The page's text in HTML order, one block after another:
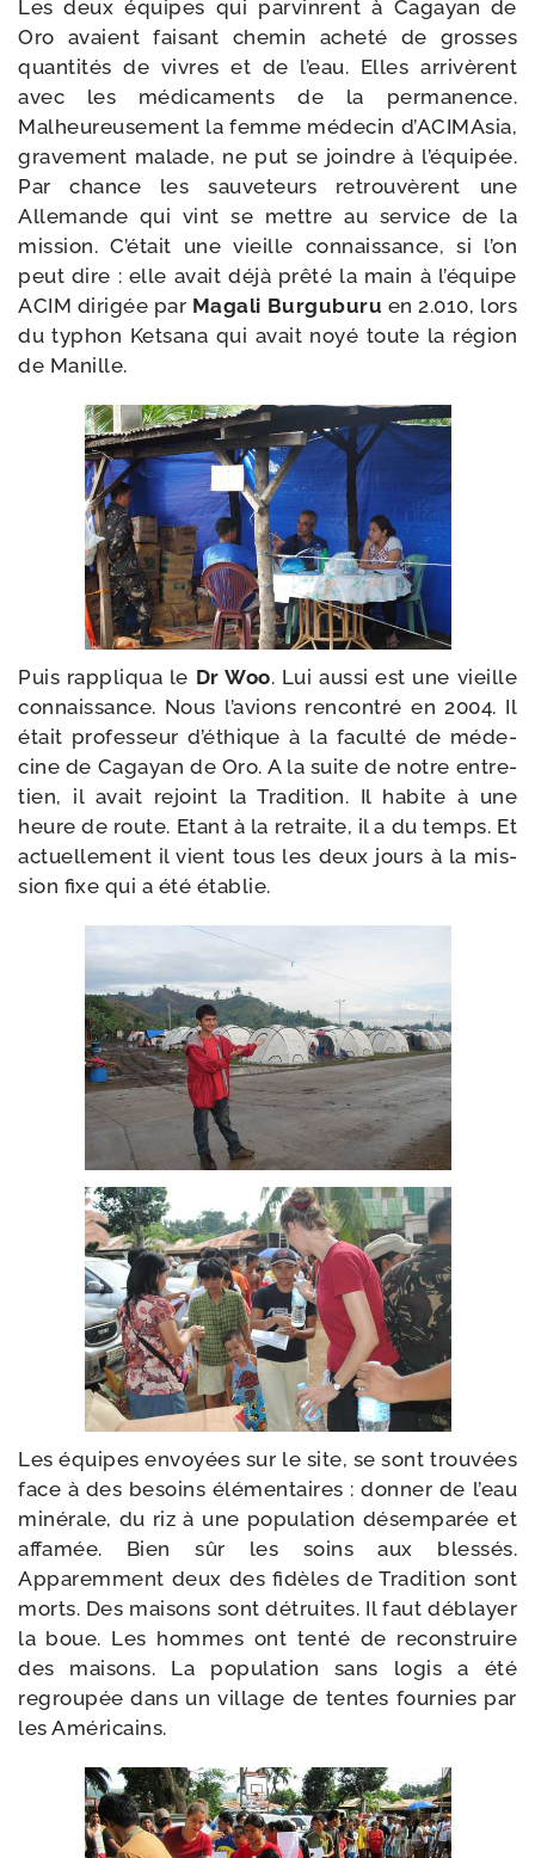
Les deux équipes qui par­vinrent à Cagayan de
Oro avaient fai­sant che­min ache­té de grosses
quan­ti­tés de vivres et de l’eau. Elles arri­vèrent
avec les médi­ca­ments de la per­ma­nence.
Malheureusement la femme méde­cin d’ACIMAsia,
gra­ve­ment malade, ne put se joindre à l’équipée.
Par chance les sau­ve­teurs retrou­vèrent une
Allemande qui vint se mettre au ser­vice de la
mis­sion. C’était une vieille connais­sance, si l’on
peut dire : elle avait déjà prê­té la main à l’équipe
ACIM diri­gée par Magali Burguburu en 2.010, lors
du typhon Ketsana qui avait noyé toute la région
de Manille.
Puis rap­pli­qua le Dr Woo. Lui aus­si est une vieille
connais­sance. Nous l’avions ren­con­tré en 2004. Il
était pro­fes­seur d’éthique à la facul­té de méde­
cine de Cagayan de Oro. A la suite de notre entre­
tien, il avait rejoint la Tradition. Il habite à une
heure de route. Etant à la retraite, il a du temps. Et
actuel­le­ment il vient tous les deux jours à la mis­
sion fixe qui a été établie.
Les équipes envoyées sur le site, se sont trou­vées
face à des besoins élé­men­taires : don­ner de l’eau
miné­rale, du riz à une popu­la­tion désem­pa­rée et
affa­mée. Bien sûr les soins aux bles­sés.
Apparemment deux des fidèles de Tradition sont
morts. Des mai­sons sont détruites. Il faut déblayer
la boue. Les hommes ont ten­té de recons­truire
des mai­sons. La popu­la­tion sans logis a été
regrou­pée dans un vil­lage de tentes four­nies par
les Américains.